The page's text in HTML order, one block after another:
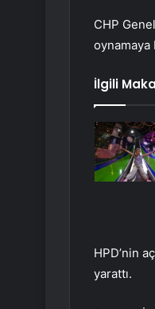
CHP
oynamaya
İlgili
HPD’nin
yarattı.